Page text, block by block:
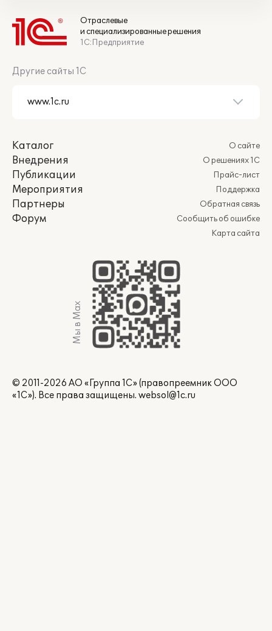
Отраслевые
и специализированные решения
1С:Предприятие
Другие сайты 1С
Каталог
Внедрения
Публикации
Мероприятия
Партнеры
Форум
О сайте
О решениях 1С
Прайс-лист
Поддержка
Обратная связь
Сообщить об ошибке
Карта сайта
Мы в Max
© 2011-2026 АО «Группа 1С» (правопреемник ООО
«1С»). Все права защищены. websol@1c.ru